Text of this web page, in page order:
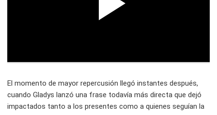
El momento de mayor repercusión llegó instantes después,
cuando Gladys lanzó una frase todavía más directa que dejó
impactados tanto a los presentes como a quienes seguían la